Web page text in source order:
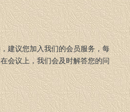
建议您加入我们的会员服务，每
会议上，我们会及时解答您的问